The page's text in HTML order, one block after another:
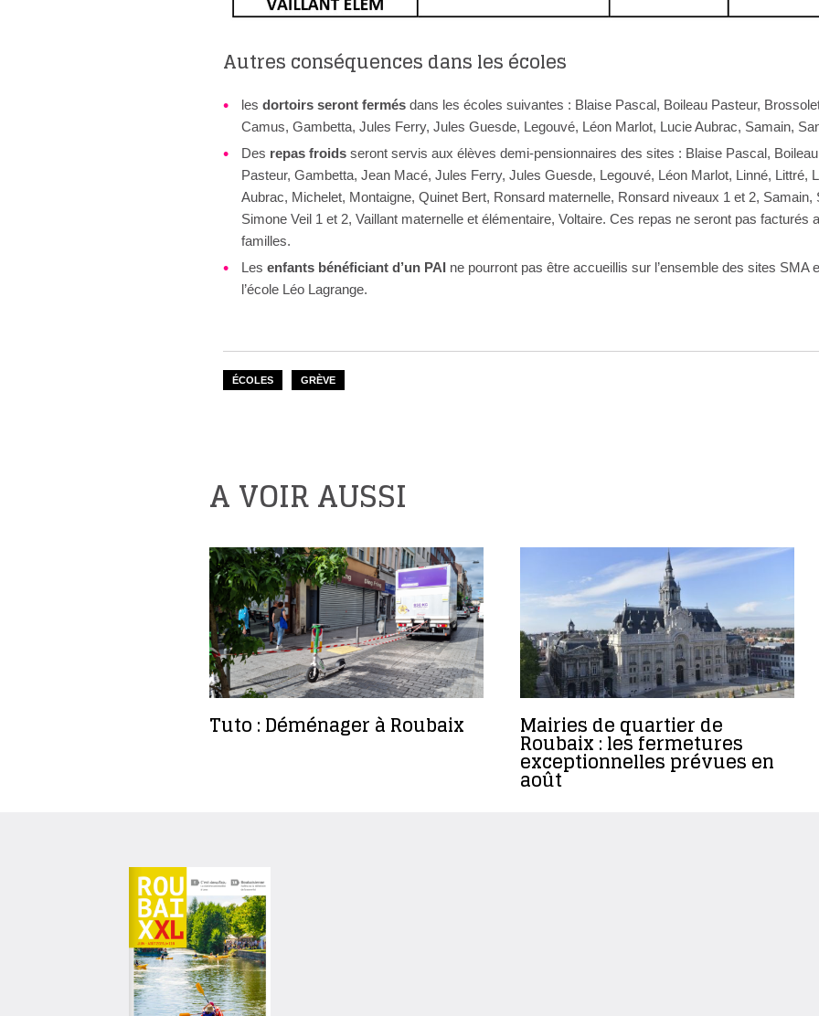
Autres conséquences dans les écoles
les dortoirs seront fermésdans les écoles suivantes : Blaise Pascal, Boileau Pasteur,
Camus, Gambetta, Jules Ferry, Jules Guesde, Legouvé, Léon Marlot, Lucie Aubrac, Samain,
Des repas froidsseront servis aux élèves demi-pensionnaires des sites : Blaise Pascal, Boileau
Pasteur, Gambetta, Jean Macé, Jules Ferry, Jules Guesde, Legouvé, Léon Marlot, Linné, Littré,
Aubrac, Michelet, Montaigne, Quinet Bert, Ronsard maternelle, Ronsard niveaux 1 et 2, Samain,
Simone Veil 1 et 2, Vaillant maternelle et élémentaire, Voltaire. Ces repas ne seront pas facturés
familles.
Les enfants bénéficiant d’un PAIne pourront pas être accueillis sur l’ensemble des sites SMA
l’école Léo Lagrange.
ÉCOLES GRÈVE
A VOIR AUSSI
Tuto : Déménager à Roubaix Mairies de quartier de
Roubaix : les fermetures
exceptionnelles prévues en
août